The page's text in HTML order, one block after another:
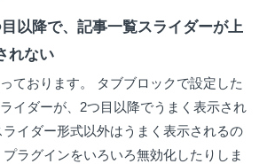
以降で、記事一覧スライダーが上
れない
ております。 タブブロックで設定した
イダーが、2つ目以降でうまく表示され
ライダー形式以外はうまく表示されるの
ラグインをいろいろ無効化したりしま